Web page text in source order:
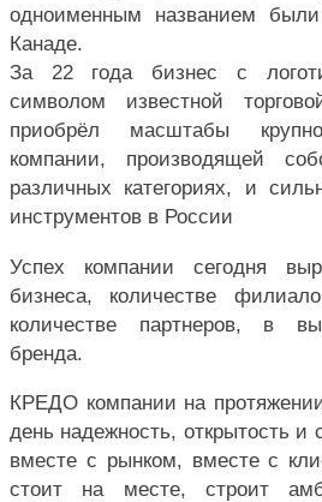
одноименным названием были
Канаде.
За 22 года бизнес с
символом известной
приобрёл масштабы
компании, производящей
различных категориях, и
инструментов в России
Успех компании сегодня
бизнеса, количестве
количестве партнеров, в
бренда.
КРЕДО компании на
день надежность, открытость и
вместе с рынком, вместе с
стоит на месте, строит